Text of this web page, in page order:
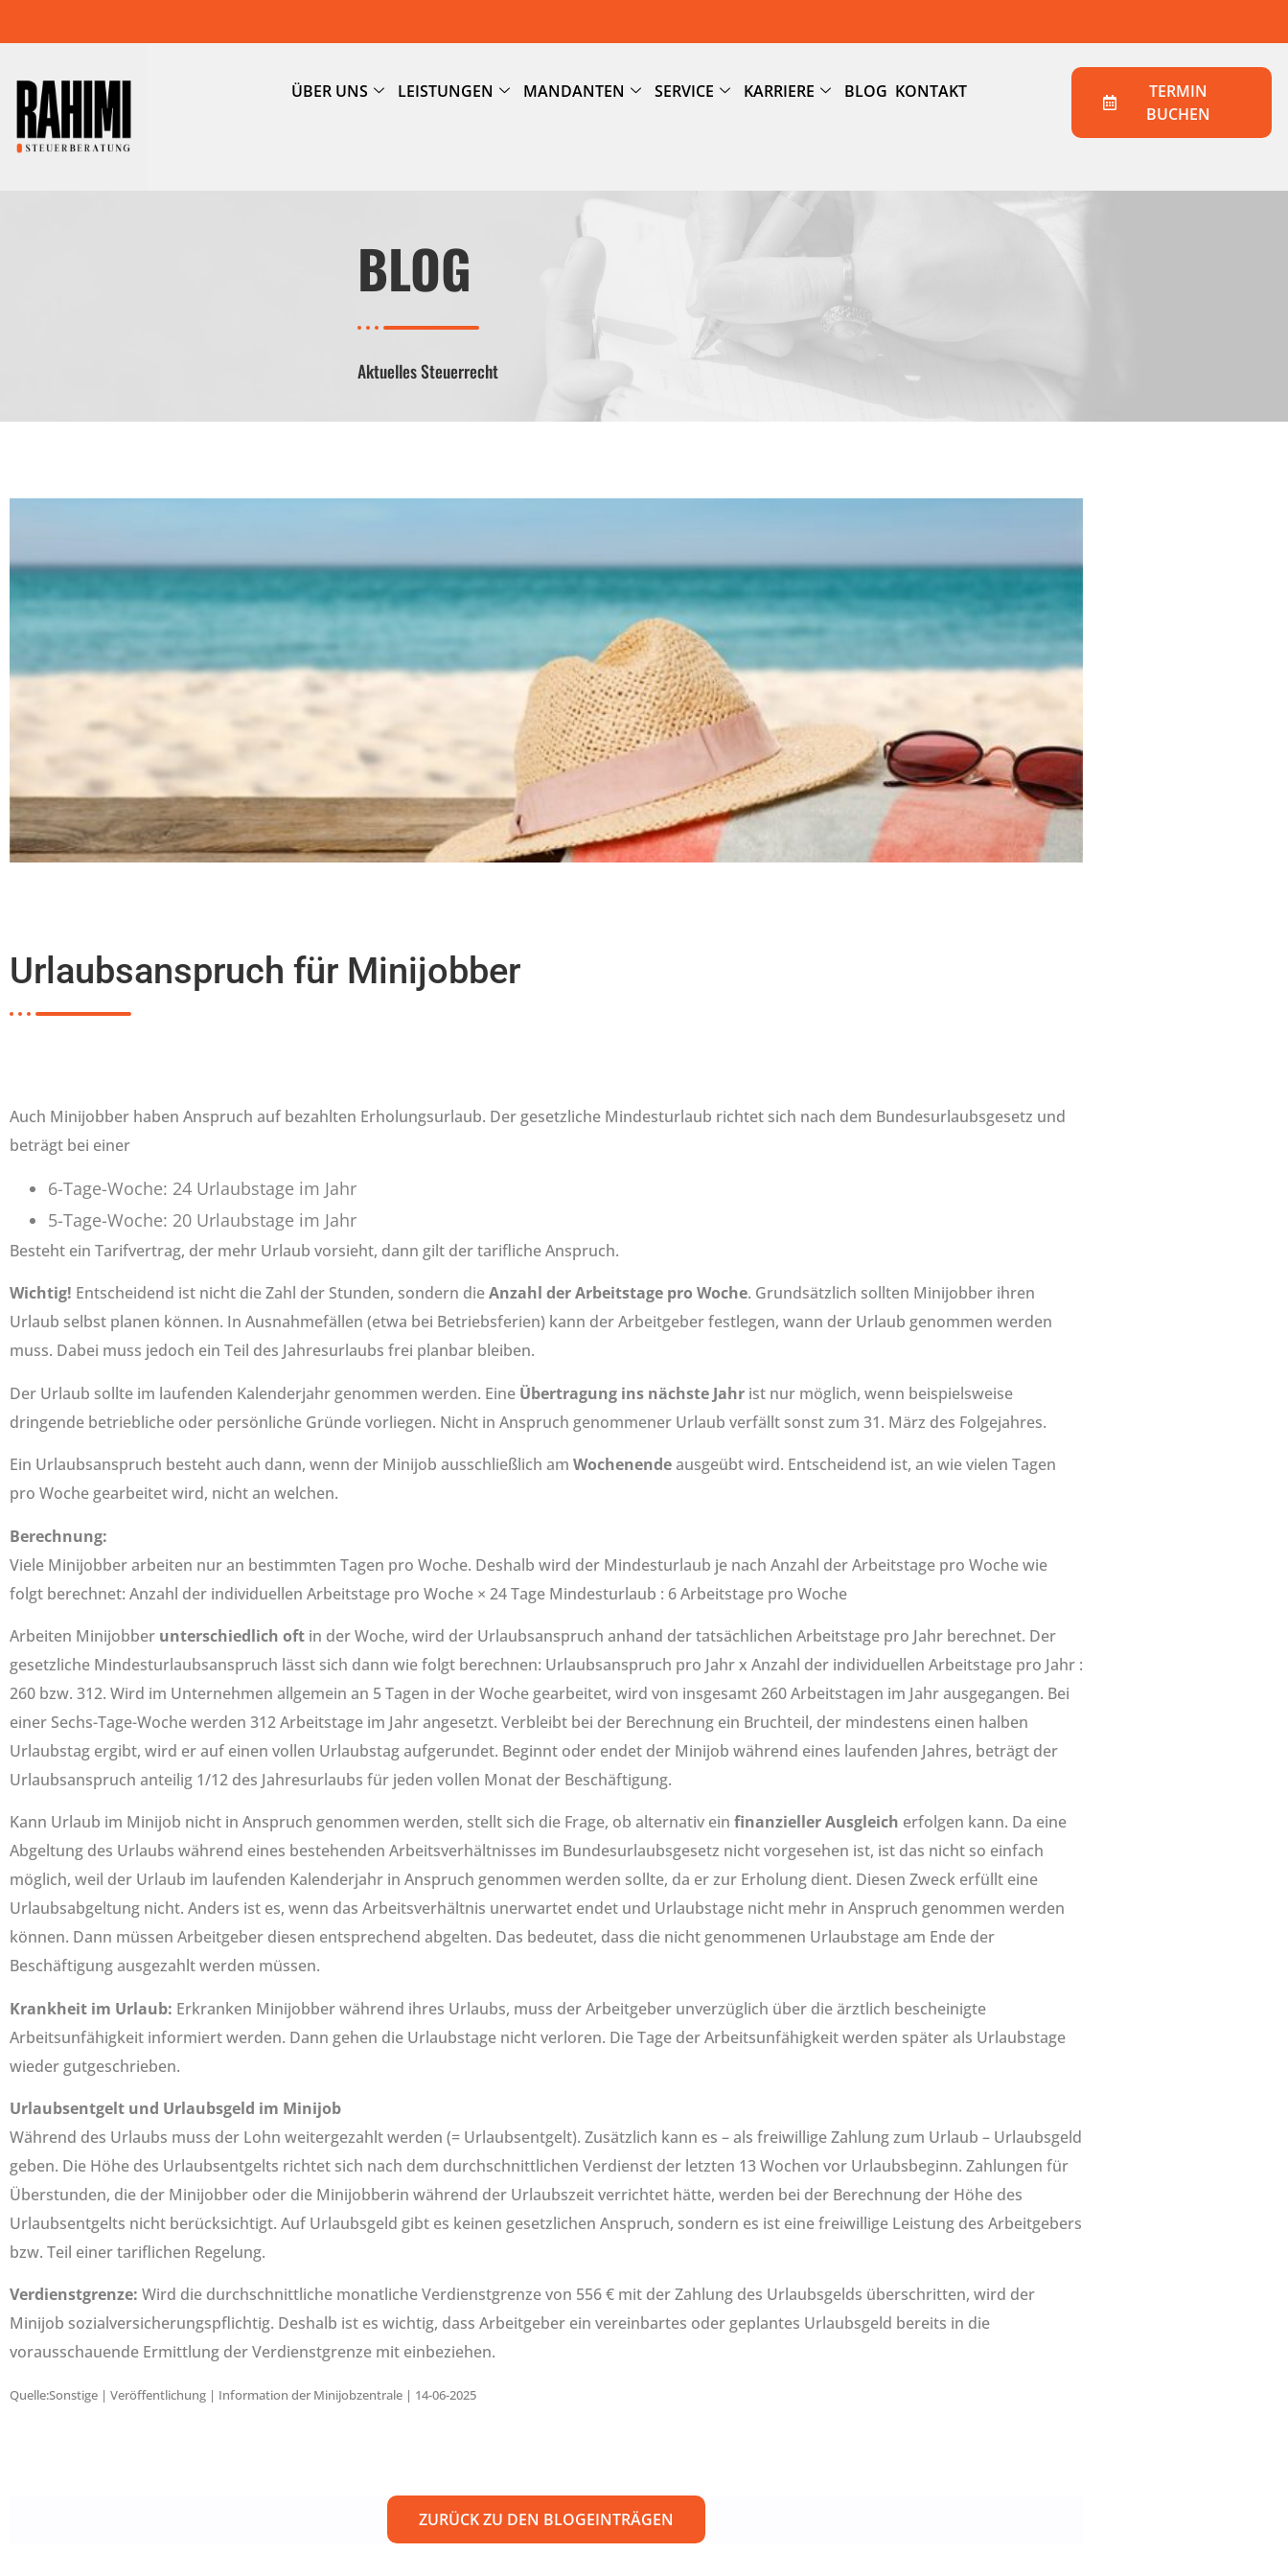
ÜBER UNS LEISTUNGEN MANDANTEN SERVICE KARRIERE BLOG KONTAKT
TERMIN
BUCHEN
BLOG
Aktuelles Steuerrecht
Urlaubsanspruch für Minijobber
Auch Minijobber haben Anspruch auf bezahlten Erholungsurlaub. Der gesetzliche Mindesturlaub richtet sich nach dem Bundesurlaubsgesetz und
beträgt bei einer
6-Tage-Woche: 24 Urlaubstage im Jahr
5-Tage-Woche: 20 Urlaubstage im Jahr
Besteht ein Tarifvertrag, der mehr Urlaub vorsieht, dann gilt der tarifliche Anspruch.
Wichtig! Entscheidend ist nicht die Zahl der Stunden, sondern dieAnzahl der Arbeitstage pro Woche. Grundsätzlich sollten Minijobber ihren
Urlaub selbst planen können. In Ausnahmefällen (etwa bei Betriebsferien) kann der Arbeitgeber festlegen, wann der Urlaub genommen werden
muss. Dabei muss jedoch ein Teil des Jahresurlaubs frei planbar bleiben.
Der Urlaub sollte im laufenden Kalenderjahr genommen werden. Eine Übertragung ins nächste Jahr ist nur möglich, wenn beispielsweise
dringende betriebliche oder persönliche Gründe vorliegen. Nicht in Anspruch genommener Urlaub verfällt sonst zum 31. März des Folgejahres.
Ein Urlaubsanspruch besteht auch dann, wenn der Minijob ausschließlich am Wochenendeausgeübt wird. Entscheidend ist, an wie vielen Tagen
pro Woche gearbeitet wird, nicht an welchen.
Berechnung:
Viele Minijobber arbeiten nur an bestimmten Tagen pro Woche. Deshalb wird der Mindesturlaub je nach Anzahl der Arbeitstage pro Woche wie
folgt berechnet: Anzahl der individuellen Arbeitstage pro Woche × 24 Tage Mindesturlaub : 6 Arbeitstage pro Woche
Arbeiten Minijobber unterschiedlich oft in der Woche, wird der Urlaubsanspruch anhand der tatsächlichen Arbeitstage pro Jahr berechnet. Der
gesetzliche Mindesturlaubsanspruch lässt sich dann wie folgt berechnen: Urlaubsanspruch pro Jahr x Anzahl der individuellen Arbeitstage pro Jahr :
260 bzw. 312. Wird im Unternehmen allgemein an 5 Tagen in der Woche gearbeitet, wird von insgesamt 260 Arbeitstagen im Jahr ausgegangen. Bei
einer Sechs-Tage-Woche werden 312 Arbeitstage im Jahr angesetzt. Verbleibt bei der Berechnung ein Bruchteil, der mindestens einen halben
Urlaubstag ergibt, wird er auf einen vollen Urlaubstag aufgerundet. Beginnt oder endet der Minijob während eines laufenden Jahres, beträgt der
Urlaubsanspruch anteilig 1/12 des Jahresurlaubs für jeden vollen Monat der Beschäftigung.
Kann Urlaub im Minijob nicht in Anspruch genommen werden, stellt sich die Frage, ob alternativ ein finanzieller Ausgleich erfolgen kann. Da eine
Abgeltung des Urlaubs während eines bestehenden Arbeitsverhältnisses im Bundesurlaubsgesetz nicht vorgesehen ist, ist das nicht so einfach
möglich, weil der Urlaub im laufenden Kalenderjahr in Anspruch genommen werden sollte, da er zur Erholung dient. Diesen Zweck erfüllt eine
Urlaubsabgeltung nicht. Anders ist es, wenn das Arbeitsverhältnis unerwartet endet und Urlaubstage nicht mehr in Anspruch genommen werden
können. Dann müssen Arbeitgeber diesen entsprechend abgelten. Das bedeutet, dass die nicht genommenen Urlaubstage am Ende der
Beschäftigung ausgezahlt werden müssen.
Krankheit im Urlaub: Erkranken Minijobber während ihres Urlaubs, muss der Arbeitgeber unverzüglich über die ärztlich bescheinigte
Arbeitsunfähigkeit informiert werden. Dann gehen die Urlaubstage nicht verloren. Die Tage der Arbeitsunfähigkeit werden später als Urlaubstage
wieder gutgeschrieben.
Urlaubsentgelt und Urlaubsgeld im Minijob
Während des Urlaubs muss der Lohn weitergezahlt werden (= Urlaubsentgelt). Zusätzlich kann es – als freiwillige Zahlung zum Urlaub – Urlaubsgeld
geben. Die Höhe des Urlaubsentgelts richtet sich nach dem durchschnittlichen Verdienst der letzten 13 Wochen vor Urlaubsbeginn. Zahlungen für
Überstunden, die der Minijobber oder die Minijobberin während der Urlaubszeit verrichtet hätte, werden bei der Berechnung der Höhe des
Urlaubsentgelts nicht berücksichtigt. Auf Urlaubsgeld gibt es keinen gesetzlichen Anspruch, sondern es ist eine freiwillige Leistung des Arbeitgebers
bzw. Teil einer tariflichen Regelung.
Verdienstgrenze: Wird die durchschnittliche monatliche Verdienstgrenze von 556 € mit der Zahlung des Urlaubsgelds überschritten, wird der
Minijob sozialversicherungspflichtig. Deshalb ist es wichtig, dass Arbeitgeber ein vereinbartes oder geplantes Urlaubsgeld bereits in die
vorausschauende Ermittlung der Verdienstgrenze mit einbeziehen.
Quelle:Sonstige | Veröffentlichung | Information der Minijobzentrale | 14-06-2025
ZURÜCK ZU DEN BLOGEINTRÄGEN